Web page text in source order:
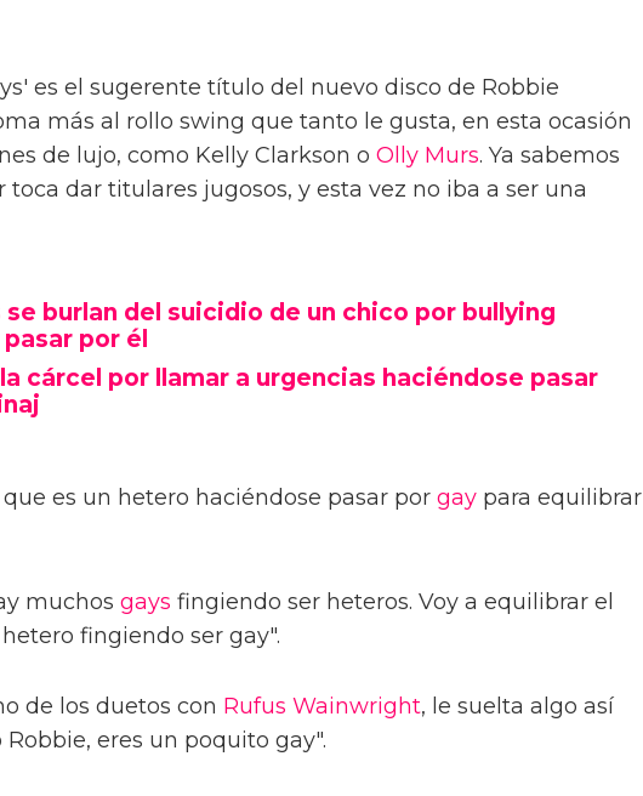
es el sugerente título del nuevo disco de Robbie
más al rollo swing que tanto le gusta, en esta ocasión
de lujo, como Kelly Clarkson o Olly Murs. Ya sabemos
toca dar titulares jugosos, y esta vez no iba a ser una
burlan del suicidio de un chico por bullying
por él
cárcel por llamar a urgencias haciéndose pasar
es un hetero haciéndose pasar por gay para equilibrar
muchos gays fingiendo ser heteros. Voy a equilibrar el
fingiendo ser gay".
de los duetos con Rufus Wainwright, le suelta algo así
eres un poquito gay".